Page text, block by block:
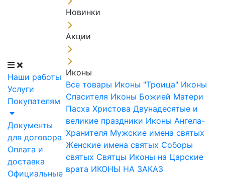
Наши работы
Услуги
Покупателям
Документы
для договора
Оплата и
доставка
Официальные
Новинки
Акции
Иконы
Все товары Иконы "Троица" Иконы
Спасителя Иконы Божией Матери
Пасха Христова Двунадесятые и
великие праздники Иконы Ангела-
Хранителя Мужские имена святых
Женские имена святых Соборы
святых Святцы Иконы на Царские
врата ИКОНЫ НА ЗАКАЗ